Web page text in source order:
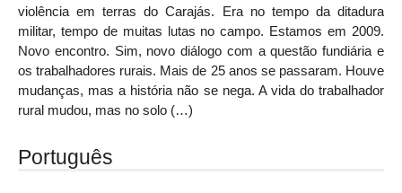
violência em terras do Carajás. Era no tempo da ditadura
militar, tempo de muitas lutas no campo. Estamos em 2009.
Novo encontro. Sim, novo diálogo com a questão fundiária e
os trabalhadores rurais. Mais de 25 anos se passaram. Houve
mudanças, mas a história não se nega. A vida do trabalhador
rural mudou, mas no solo (…)
Português